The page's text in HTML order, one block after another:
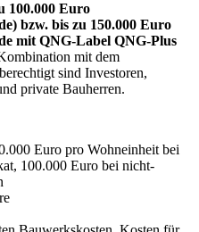
100.000 Euro
bzw. bis zu 150.000 Euro
mit QNG-Label QNG-Plus
mit dem
sind Investoren,
private Bauherren.
Euro pro Wohneinheit bei
100.000 Euro bei nicht-